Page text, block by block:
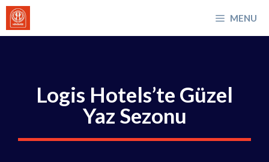
İçeriğe
atla
MENU
Logis Hotels’te Güzel
Yaz Sezonu